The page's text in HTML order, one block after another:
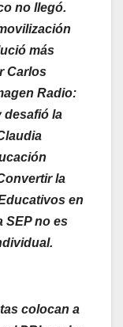
no llegó.
más
Carlos
Radio:
desafió la
la
en
SEP no es
colocan a